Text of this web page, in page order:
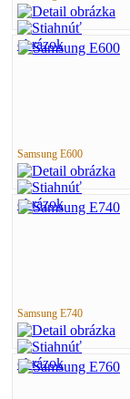
Samsung E600
Samsung E740